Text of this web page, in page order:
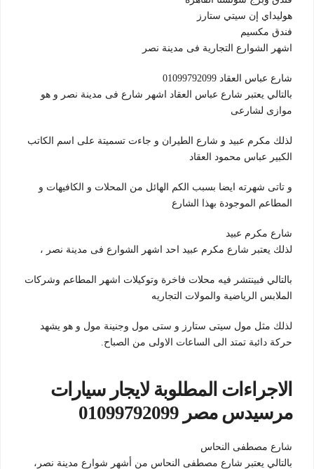
هوليداي إن سيتي ستارز
فندق مكسيم
اشهر الشوارع التجارية فى مدينة نصر
شارع عباس العقاد 01099792099
بالتالي يعتبر شارع عباس العقاد اشهر شارع فى مدينة نصر و هو
موازى لشارعى
لذلك مكرم عبيد و شارع الطيران و جاءت تسميتة على اسم الكاتب
الكبير عباس محمود العقاد
و تاتى شهرته ايضا بسبب الكم الهائل من المحلات و الكافيهات و
المطاعم الموجودة بهذا الشارع
شارع مكرم عبيد
لذلك يعتبر شارع مكرم عبيد احد اشهر الشوارع فى مدينة نصر ،
بالتالي فبينتشر فيه محلات فاخرة وتوكيلات اشهر المطاعم وشركات
الملابس الرياضية والمولات التجاريه
لذلك مثل مول سيتى ستارز و ستى مول وجنينة مول و هو يشهد
حركة دائبة تمتد الى الساعات الاولى من الصباح.
الاجراءات المطلوبة لايجار سيارات
مرسيدس مصر 01099792099
شارع مصطفى النحاس
بالتالي يعتبر شارع مصطفى النحاس من أشهر شوارع مدينة نصر،